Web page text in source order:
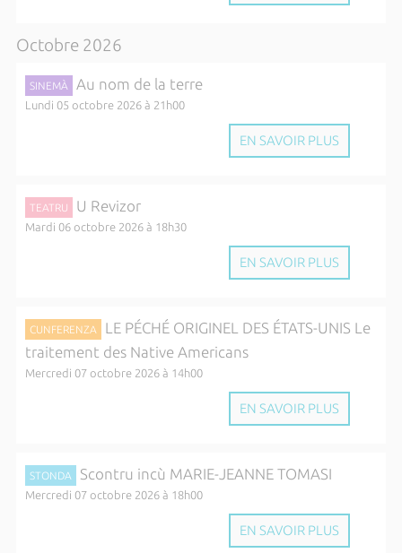
Octobre 2026
SINEMÀ Au nom de la terre
Lundi 05 octobre 2026 à 21h00
EN SAVOIR PLUS
TEATRU U Revizor
Mardi 06 octobre 2026 à 18h30
EN SAVOIR PLUS
CUNFERENZA
LE PÉCHÉ ORIGINEL DES ÉTATS-UNIS Le
traitement des Native Americans
Mercredi 07 octobre 2026 à 14h00
EN SAVOIR PLUS
STONDA Scontru incù MARIE-JEANNE TOMASI
Mercredi 07 octobre 2026 à 18h00
EN SAVOIR PLUS